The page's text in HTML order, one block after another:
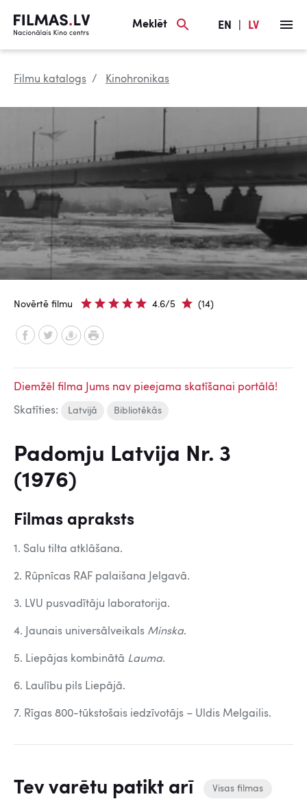
Meklēt EN LV
Filmu katalogs Kinohronikas
Novērtē filmu 4.6/5 (14)
Diemžēl filma Jums nav pieejama skatīšanai portālā!
Skatīties: Latvijā Bibliotēkās
Padomju Latvija Nr. 3
(1976)
Filmas apraksts
1. Salu tilta atklāšana.
2. Rūpnīcas RAF palaišana Jelgavā.
3. LVU pusvadītāju laboratorija.
4. Jaunais universālveikals Minska.
5. Liepājas kombinātā Lauma.
6. Laulību pils Liepājā.
7. Rīgas 800-tūkstošais iedzīvotājs – Uldis Melgailis.
Tev varētu patikt arī Visas filmas